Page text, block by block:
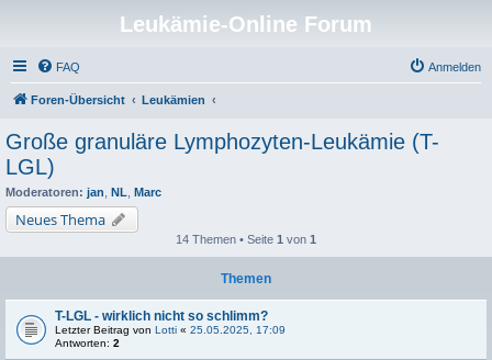
Leukämie-Online Forum
FAQ Anmelden
Foren-Übersicht Leukämien
Große granuläre Lymphozyten-Leukämie (T-
LGL)
Moderatoren: jan NL Marc
Neues Thema
14 Themen • Seite 1 von 1
Themen
T-LGL - wirklich nicht so schlimm?
Letzter Beitrag von Lotti « 25.05.2025, 17:09
Antworten: 2